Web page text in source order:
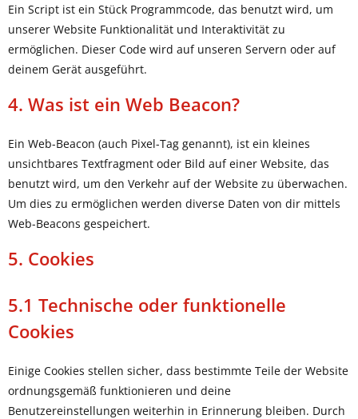
Ein Script ist ein Stück Programmcode, das benutzt wird, um
unserer Website Funktionalität und Interaktivität zu
ermöglichen. Dieser Code wird auf unseren Servern oder auf
deinem Gerät ausgeführt.
4. Was ist ein Web Beacon?
Ein Web-Beacon (auch Pixel-Tag genannt), ist ein kleines
unsichtbares Textfragment oder Bild auf einer Website, das
benutzt wird, um den Verkehr auf der Website zu überwachen.
Um dies zu ermöglichen werden diverse Daten von dir mittels
Web-Beacons gespeichert.
5. Cookies
5.1 Technische oder funktionelle
Cookies
Einige Cookies stellen sicher, dass bestimmte Teile der Website
ordnungsgemäß funktionieren und deine
Benutzereinstellungen weiterhin in Erinnerung bleiben. Durch